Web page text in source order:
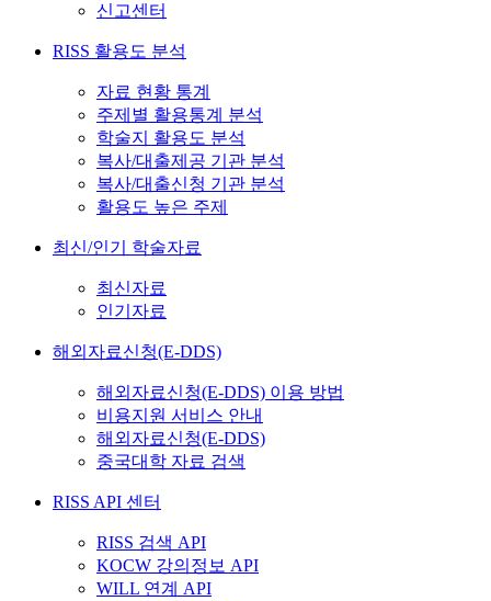
신고센터
RISS 활용도 분석
자료 현황 통계
주제별 활용통계 분석
학술지 활용도 분석
복사/대출제공 기관 분석
복사/대출신청 기관 분석
활용도 높은 주제
최신/인기 학술자료
최신자료
인기자료
해외자료신청(E-DDS)
해외자료신청(E-DDS) 이용 방법
비용지원 서비스 안내
해외자료신청(E-DDS)
중국대학 자료 검색
RISS API 센터
RISS 검색 API
KOCW 강의정보 API
WILL 연계 API